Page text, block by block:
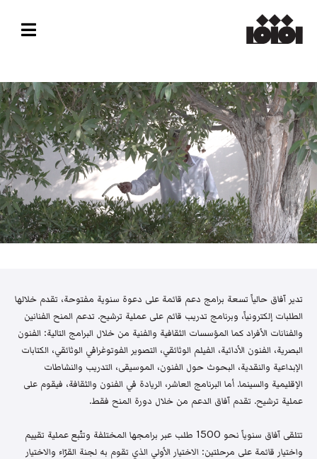
تدير آفاق حالياً تسعة برامج دعم قائمة على دعوة سنوية مفتوحة، تقدم خلالها
الطلبات إلكترونياً، وبرنامج تدريب قائم على عملية ترشيح. تدعم المنح الفنانين
والفنانات الأفراد كما المؤسسات الثقافية والفنية من خلال البرامج التالية: الفنون
البصرية، الفنون الأدائية، الفيلم الوثائقي، التصوير الفوتوغرافي الوثائقي، الكتابات
الإبداعية والنقدية، البحوث حول الفنون، الموسيقى، التدريب والنشاطات
الإقليمية والسينما. أما البرنامج العاشر، الريادة في الفنون والثقافة، فيقوم على
عملية ترشيح. تقدم آفاق الدعم من خلال دورة المنح فقط.
تتلقى آفاق سنوياً نحو 1500 طلب عبر برامجها المختلفة وتتّبع عملية تقييم
واختيار قائمة على مرحلتين: الاختيار الأولي الذي تقوم به لجنة القرّاء والاختيار